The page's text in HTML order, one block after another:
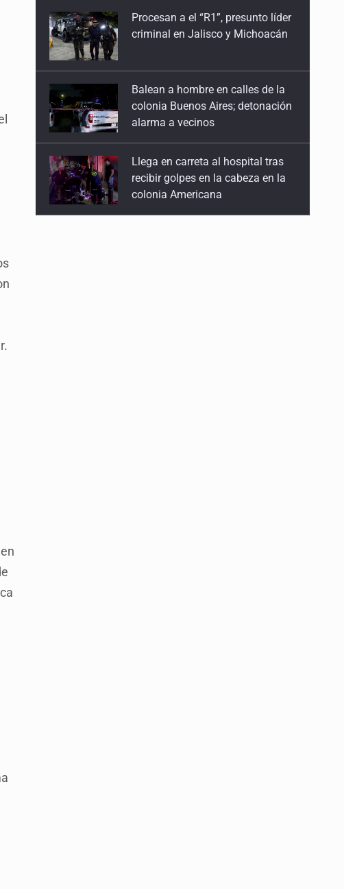
Balean a hombre en calles de la
colonia Buenos Aires; detonación
Llega en carreta al hospital tras
recibir golpes en la cabeza en la
colonia Americana
Motociclista fue perseguido y
asesinado frente a un templo en
Guadalajara